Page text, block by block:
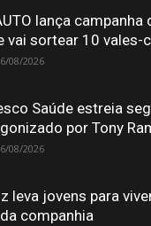
lança campanha
vai sortear 10 vales-
08/2026
Saúde estreia
por Tony
08/2026
leva jovens para
companhia